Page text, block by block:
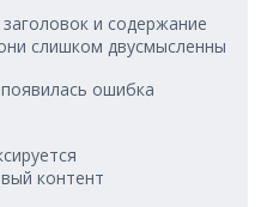
и содержание
слишком двусмысленны
ошибка
контент